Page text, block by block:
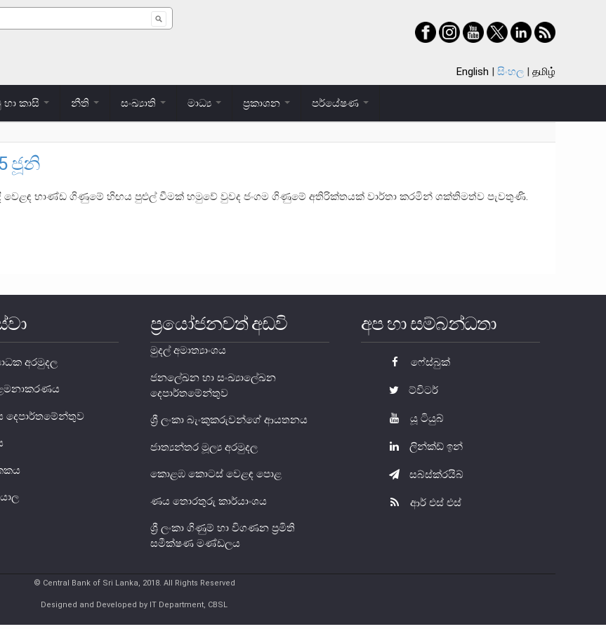
English සිංහල தமிழ்
කාසි නීති සංඛ්‍යාති මාධ්‍ය ප්‍රකාශන පර්යේෂණ
ජූනි
දී වෙළඳ භාණ්ඩ ගිණුමේ හිඟය පුළුල් වීමක් හමුවේ වුවද ජංගම ගිණුමේ අතිරික්තයක් වාර්තා කරමින් ශක්තිමත්ව පැවතුණි.
අරමුදල
දෙපාර්තමේන්තුව
ප්‍රයෝජනවත් අඩවි
මුදල් අමාත්‍යාංශය
ජනලේඛන හා සංඛ්‍යාලේඛන
දෙපාර්තමේන්තුව
ශ්‍රී ලංකා බැංකුකරුවන්ගේ ආයතනය
ජාත්‍යන්තර මූල්‍ය අරමුදල
කොළඹ කොටස් වෙළඳ පොළ
ණය තොරතුරු කාර්යාංශය
ශ්‍රී ලංකා ගිණුම් හා විගණන ප්‍රමිති
සමීක්ෂණ මණ්ඩලය
අප හා සම්බන්ධතා
ෆේස්බුක්
ට්විටර්
යූ ටියුබ්
ලින්ක්ඩ් ඉන්
සබ්ස්ක්රයිබ්
ආර් එස් එස්
© Central Bank of Sri Lanka, 2018. All Rights Reserved
Designed and Developed by IT Department, CBSL